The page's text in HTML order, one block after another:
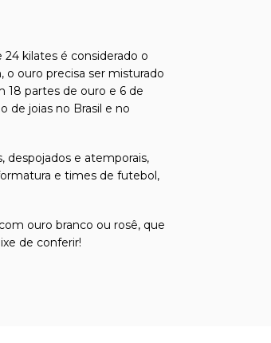
kilates é considerado o
o ouro precisa ser misturado
18 partes de ouro e 6 de
de joias no Brasil e no
despojados e atemporais,
e times de futebol,
ouro branco ou rosê, que
de conferir!